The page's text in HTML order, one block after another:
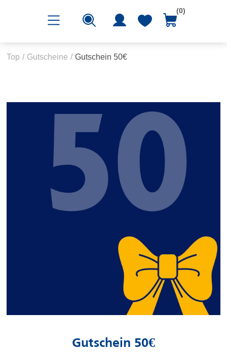
(0)
Top / Gutscheine / Gutschein 50€
Gutschein 50€